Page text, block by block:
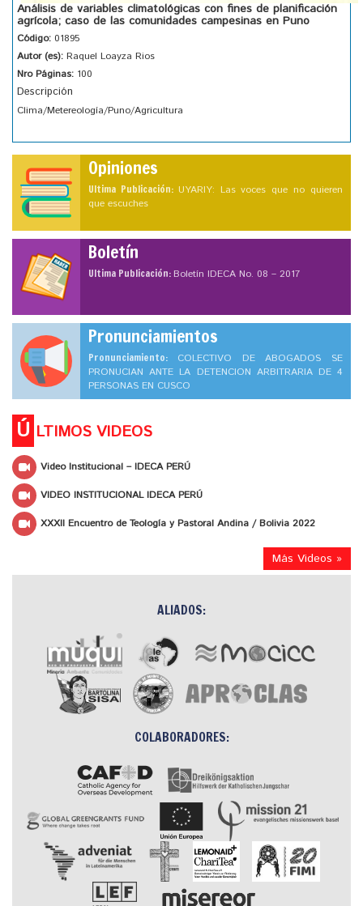
Análisis de variables climatológicas con fines de planificación
agrícola; caso de las comunidades campesinas en Puno
Código: 01895
Autor (es): Raquel Loayza Rios
Nro Páginas: 100
Descripción
Clima/Metereología/Puno/Agricultura
Opiniones
Ultima Publicación: UYARIY: Las voces que no quieren
que escuches
Boletín
Ultima Publicación:Boletín IDECA No. 08 – 2017
Pronunciamientos
Pronunciamiento: COLECTIVO DE ABOGADOS SE
PRONUCIAN ANTE LA DETENCION ARBITRARIA DE 4
PERSONAS EN CUSCO
Ú LTIMOS VIDEOS
Video Institucional – IDECA PERÚ
VIDEO INSTITUCIONAL IDECA PERÚ
XXXII Encuentro de Teología y Pastoral Andina / Bolivia 2022
Más Videos »
ALIADOS:
COLABORADORES: